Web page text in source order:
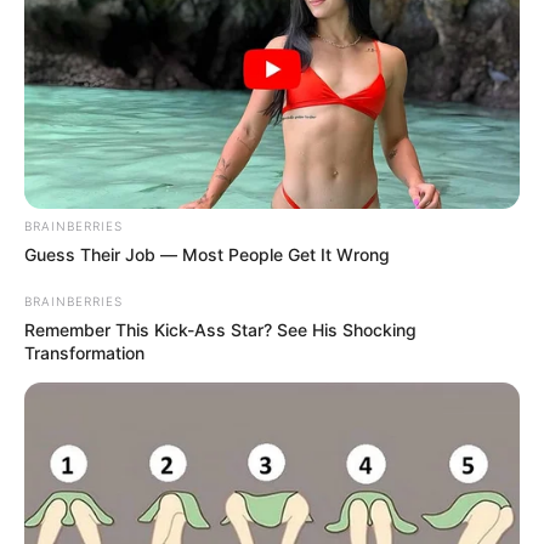
escuchar saludo de su papá: “Estoy orgulloso de ti”
BRAINBERRIES
Guess Their Job — Most People Get It Wrong
BRAINBERRIES
Remember This Kick-Ass Star? See His Shocking
Transformation